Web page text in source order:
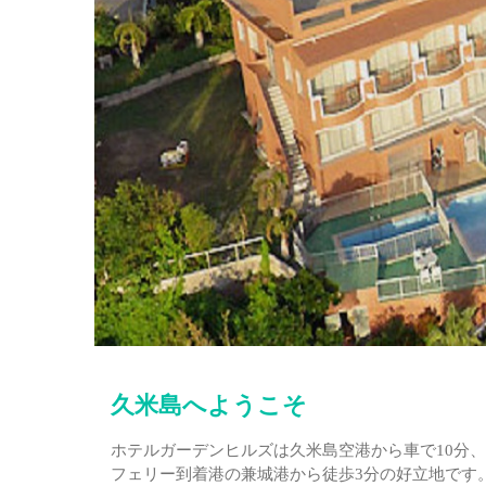
久米島へようこそ
ホテルガーデンヒルズは久米島空港から車で10分、
フェリー到着港の兼城港から徒歩3分の好立地です